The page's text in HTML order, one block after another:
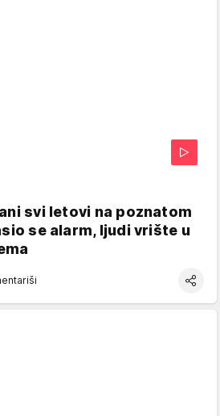
svi letovi na poznatom
se alarm, ljudi vrište u